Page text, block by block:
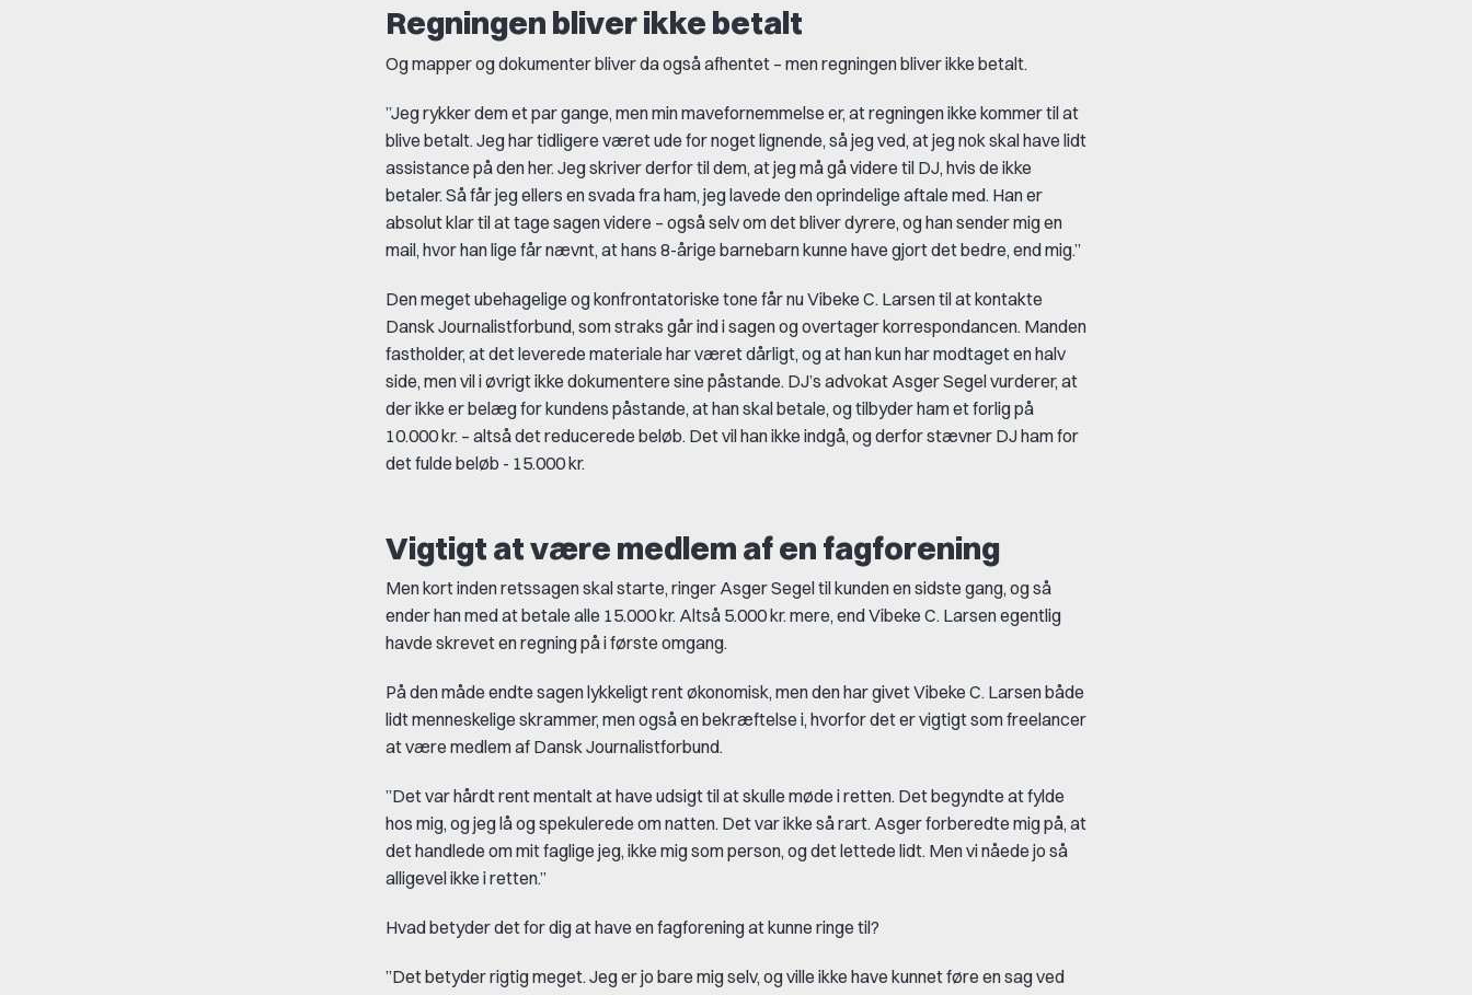
Regningen bliver ikke betalt
Og mapper og dokumenter bliver da også afhentet – men regningen bliver ikke betalt.
”Jeg rykker dem et par gange, men min mavefornemmelse er, at regningen ikke kommer til at
blive betalt. Jeg har tidligere været ude for noget lignende, så jeg ved, at jeg nok skal have lidt
assistance på den her. Jeg skriver derfor til dem, at jeg må gå videre til DJ, hvis de ikke
betaler. Så får jeg ellers en svada fra ham, jeg lavede den oprindelige aftale med. Han er
absolut klar til at tage sagen videre – også selv om det bliver dyrere, og han sender mig en
mail, hvor han lige får nævnt, at hans 8-årige barnebarn kunne have gjort det bedre, end mig.”
Den meget ubehagelige og konfrontatoriske tone får nu Vibeke C. Larsen til at kontakte
Dansk Journalistforbund, som straks går ind i sagen og overtager korrespondancen. Manden
fastholder, at det leverede materiale har været dårligt, og at han kun har modtaget en halv
side, men vil i øvrigt ikke dokumentere sine påstande. DJ’s advokat Asger Segel vurderer, at
der ikke er belæg for kundens påstande, at han skal betale, og tilbyder ham et forlig på
10.000 kr. – altså det reducerede beløb. Det vil han ikke indgå, og derfor stævner DJ ham for
det fulde beløb - 15.000 kr.
Vigtigt at være medlem af en fagforening
Men kort inden retssagen skal starte, ringer Asger Segel til kunden en sidste gang, og så
ender han med at betale alle 15.000 kr. Altså 5.000 kr. mere, end Vibeke C. Larsen egentlig
havde skrevet en regning på i første omgang.
På den måde endte sagen lykkeligt rent økonomisk, men den har givet Vibeke C. Larsen både
lidt menneskelige skrammer, men også en bekræftelse i, hvorfor det er vigtigt som freelancer
at være medlem af Dansk Journalistforbund.
”Det var hårdt rent mentalt at have udsigt til at skulle møde i retten. Det begyndte at fylde
hos mig, og jeg lå og spekulerede om natten. Det var ikke så rart. Asger forberedte mig på, at
det handlede om mit faglige jeg, ikke mig som person, og det lettede lidt. Men vi nåede jo så
alligevel ikke i retten.”
Hvad betyder det for dig at have en fagforening at kunne ringe til?
”Det betyder rigtig meget. Jeg er jo bare mig selv, og ville ikke have kunnet føre en sag ved